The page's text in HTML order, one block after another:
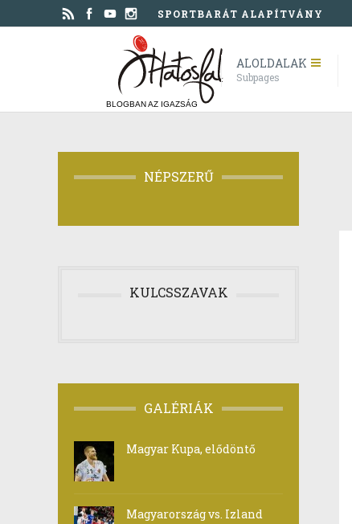
SPORTBARÁT ALAPÍTVÁNY
BLOGBAN AZ IGAZSÁG
ALOLDALAK
Subpages
NÉPSZERŰ
KULCSSZAVAK
GALÉRIÁK
Magyar Kupa, elődöntő
Magyarország vs. Izland